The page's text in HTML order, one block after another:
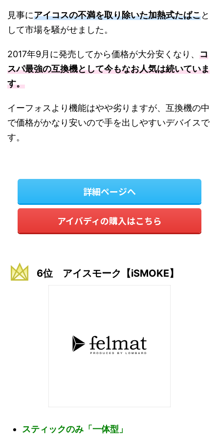
見事にアイコスの不満を取り除いた加熱式たばこと
して市場を騒がせました。
2017年9月に発売してから価格が大分安くなり、 コ
スパ最強の互換機として今もなお人気は続いていま
す。
イーフォスより機能はやや劣りますが、互換機の中
で価格がかなり安いので手を出しやすいデバイスで
す。
詳細ページへ
アイバディの購入はこちら
6位 アイスモーク【iSMOKE】
スティックのみ「一体型」